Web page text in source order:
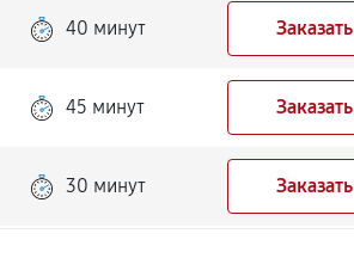
40 минут Заказать
45 минут Заказать
30 минут Заказать